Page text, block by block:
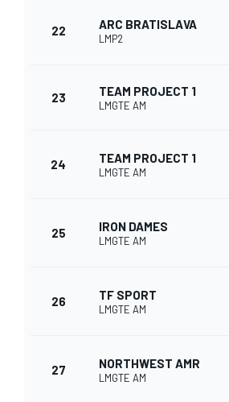
22 ARC BRATISLAVA
LMP2
23 TEAM PROJECT 1
LMGTE AM
24 TEAM PROJECT 1
LMGTE AM
25 IRON DAMES
LMGTE AM
26 TF SPORT
LMGTE AM
27 NORTHWEST AMR
LMGTE AM